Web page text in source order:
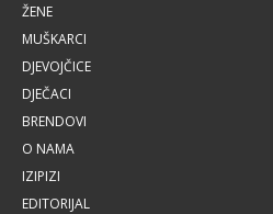
ŽENE
MUŠKARCI
DJEVOJČICE
DJEČACI
BRENDOVI
O NAMA
IZIPIZI
EDITORIJAL